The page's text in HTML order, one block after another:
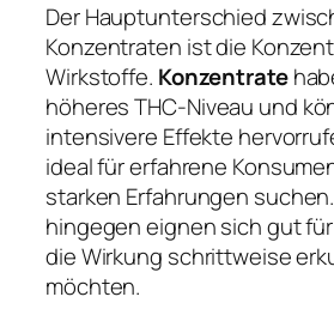
Der Hauptunterschied
Konzentraten ist die
Wirkstoffe. Konzentrate
höheres THC-Niveau und
intensivere Effekte
ideal für erfahrene
starken Erfahrungen
hingegen eignen sich gut
die Wirkung schrittweise
möchten.